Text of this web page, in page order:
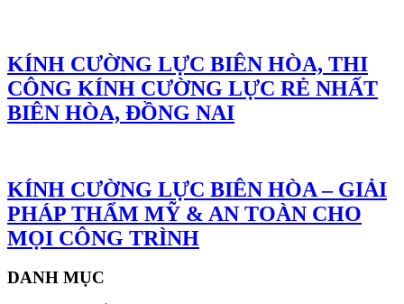
KÍNH CƯỜNG LỰC BIÊN HÒA, THI
CÔNG KÍNH CƯỜNG LỰC RẺ NHẤT
BIÊN HÒA, ĐỒNG NAI
KÍNH CƯỜNG LỰC BIÊN HÒA – GIẢI
PHÁP THẨM MỸ & AN TOÀN CHO
MỌI CÔNG TRÌNH
DANH MỤC